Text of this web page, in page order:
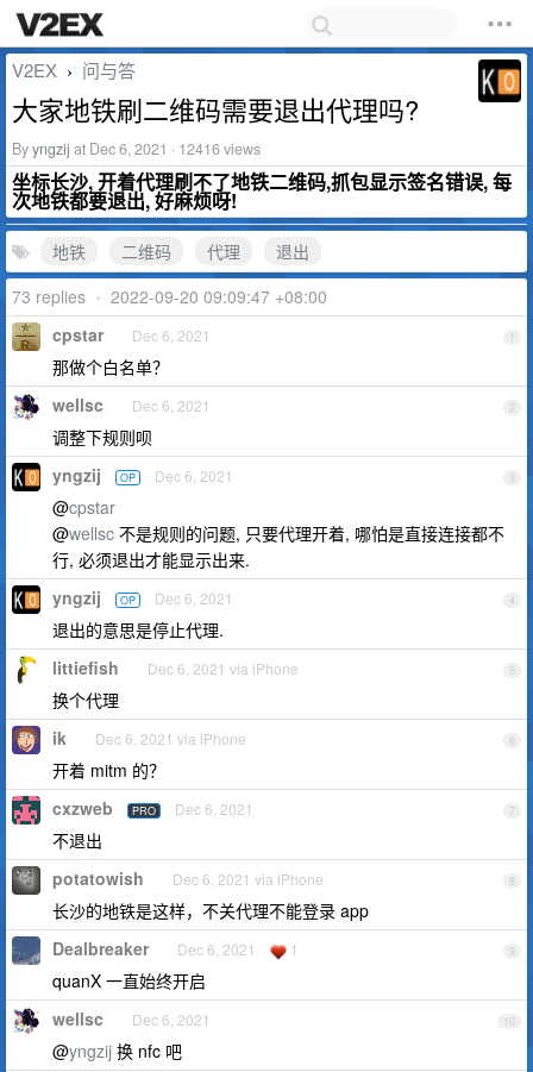
V2EX › 问与答
大家地铁刷二维码需要退出代理吗?
Byyngzij at Dec 6, 2021 · 12416 views
坐标长沙, 开着代理刷不了地铁二维码,抓包显示签名错误, 每
次地铁都要退出, 好麻烦呀!
地铁 二维码 代理
退出
73 replies • 2022-09-20 09:09:47 +08:00
1
cpstar Dec 6, 2021
那做个白名单？
2
wellsc Dec 6, 2021
调整下规则呗
3
yngzij OP Dec 6, 2021
@cpstar
@wellsc 不是规则的问题, 只要代理开着, 哪怕是直接连接都不
行, 必须退出才能显示出来.
4
yngzij OP Dec 6, 2021
退出的意思是停止代理.
5
littiefish Dec 6, 2021 via iPhone
换个代理
6
ik Dec 6, 2021 via iPhone
开着 mitm 的？
7
cxzweb PRO Dec 6, 2021
不退出
8
potatowish Dec 6, 2021 via iPhone
长沙的地铁是这样，不关代理不能登录 app
9
Dealbreaker Dec 6, 2021 1
quanX 一直始终开启
10
wellsc Dec 6, 2021
@yngzij 换 nfc 吧